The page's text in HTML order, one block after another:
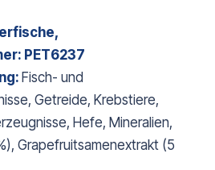
PET6237
Fisch- und
Getreide, Krebstiere,
Hefe, Mineralien,
Grapefruitsamenextrakt (5